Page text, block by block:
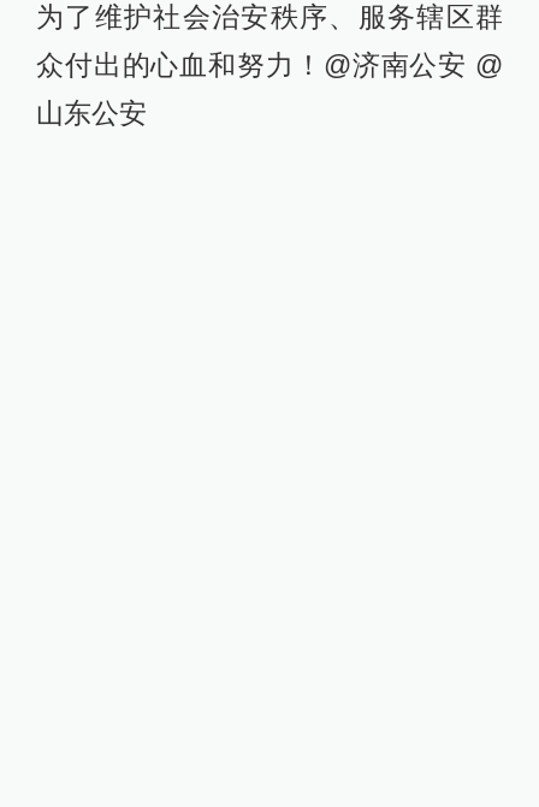
为了维护社会治安秩序、服务辖区群
众付出的心血和努力！@济南公安 @
山东公安